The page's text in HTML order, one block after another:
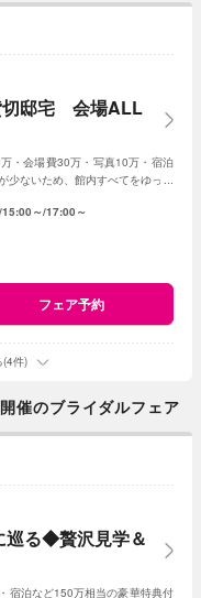
切邸宅 会場ALL
・会場費30万・写真10万・宿泊
少ないため、館内すべてをゆった
15:00～ 17:00～
フェア予約
(4件)
のブライダルフェア
巡る◆贅沢見学＆
宿泊など150万相当の豪華特典付